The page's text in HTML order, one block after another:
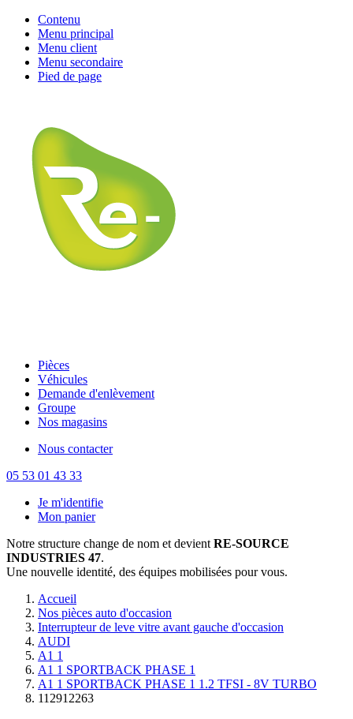
Contenu
Menu principal
Menu client
Menu secondaire
Pied de page
Pièces
Véhicules
Demande d'enlèvement
Groupe
Nos magasins
Nous contacter
05 53 01 43 33
Je m'identifie
Mon panier
Notre structure change de nom et devient RE-SOURCE
INDUSTRIES 47.
Une nouvelle identité, des équipes mobilisées pour vous.
Accueil
Nos pièces auto d'occasion
Interrupteur de leve vitre avant gauche d'occasion
AUDI
A1 1
A1 1 SPORTBACK PHASE 1
A1 1 SPORTBACK PHASE 1 1.2 TFSI - 8V TURBO
112912263